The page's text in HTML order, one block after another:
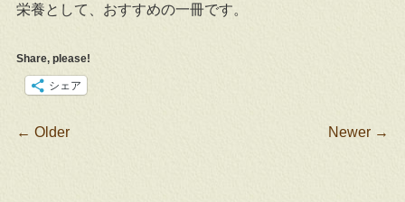
栄養として、おすすめの一冊です。
Share, please!
シェア
Post navigation
← Older Newer →